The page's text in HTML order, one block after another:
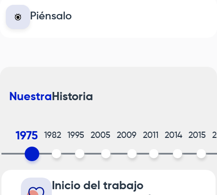
Piénsalo
Nuestra Historia
1975 1982 1995 2005 2009 2011 2014 2015
Inicio del trabajo